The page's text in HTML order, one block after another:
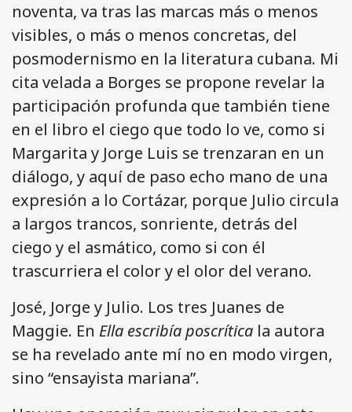
noventa, va tras las marcas más o menos
visibles, o más o menos concretas, del
posmodernismo en la literatura cubana. Mi
cita velada a Borges se propone revelar la
participación profunda que también tiene
en el libro el ciego que todo lo ve, como si
Margarita y Jorge Luis se trenzaran en un
diálogo, y aquí de paso echo mano de una
expresión a lo Cortázar, porque Julio circula
a largos trancos, sonriente, detrás del
ciego y el asmático, como si con él
trascurriera el color y el olor del verano.
José, Jorge y Julio. Los tres Juanes de
Maggie. En Ella escribía poscrítica la autora
se ha revelado ante mí no en modo virgen,
sino “ensayista mariana”.